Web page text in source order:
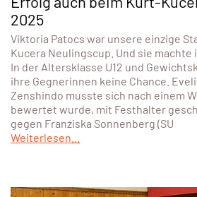
2025
Viktoria Patocs war unsere einzige
Kucera Neulingscup. Und sie
In der Altersklasse U12 und
ihre Gegnerinnen keine Chance.
Zenshindo musste sich nach einem
bewertet wurde, mit Festhalter
gegen Franziska Sonnenberg (SU
Weiterlesen...